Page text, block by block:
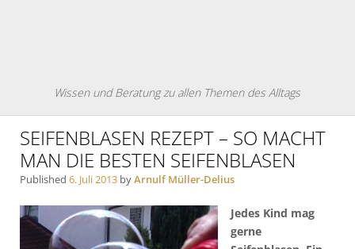
Wissen und Beratung zu allen Themen des Alltags
SEIFENBLASEN REZEPT – SO MACHT
MAN DIE BESTEN SEIFENBLASEN
Published 6. Juli 2013 byArnulf Müller-Delius
Jedes Kind mag
gerne